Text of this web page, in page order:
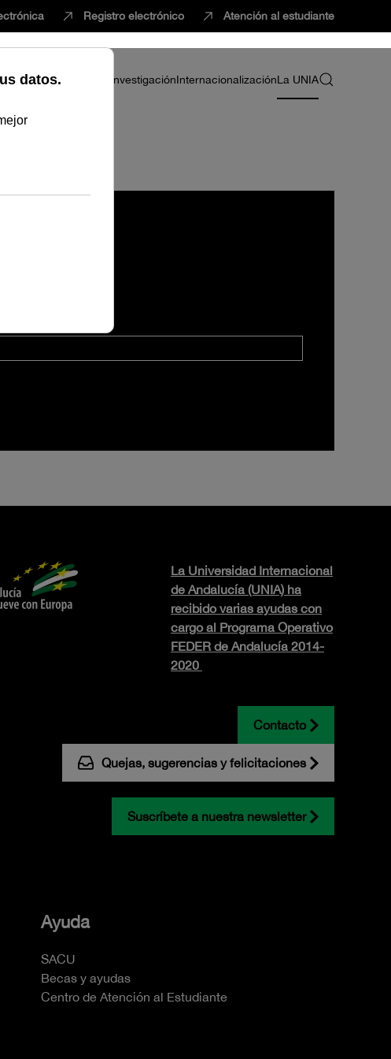
Registro electrónico Atención al estudiante
Profesorado InvestigaciónInternacionalizaciónLa UNIA
La Universidad Internacional
de Andalucía (UNIA) ha
recibido varias ayudas con
cargo al Programa Operativo
FEDER de Andalucía 2014-
2020
Contacto
Quejas, sugerencias y felicitaciones
Suscríbete a nuestra newsletter
Ayuda
SACU
Becas y ayudas
Centro de Atención al Estudiante